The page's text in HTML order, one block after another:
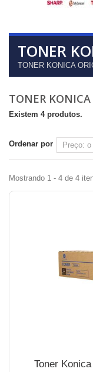
TONER
TONER KONICA
TONER
Existem 4 produtos.
Ordenar por
Mostrando 1 - 4 de 4
Toner